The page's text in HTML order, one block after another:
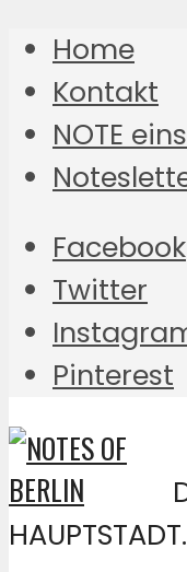
Home
Kontakt
NOTE
Facebook
Twitter
Pinterest